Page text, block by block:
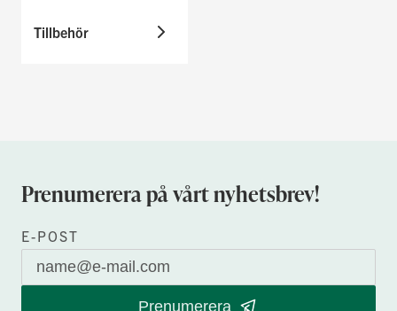
Tillbehör
Prenumerera på vårt nyhetsbrev!
E-POST
Prenumerera